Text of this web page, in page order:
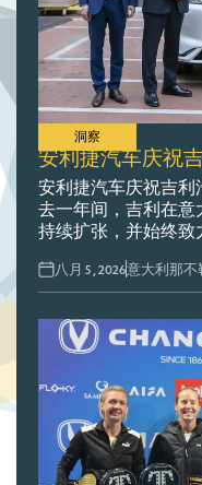
洞察
安利捷汽车庆祝
安利捷汽车庆祝吉利
去一年间，吉利在意
持续扩张，并始终致
八月 5 , 2026意大利那不